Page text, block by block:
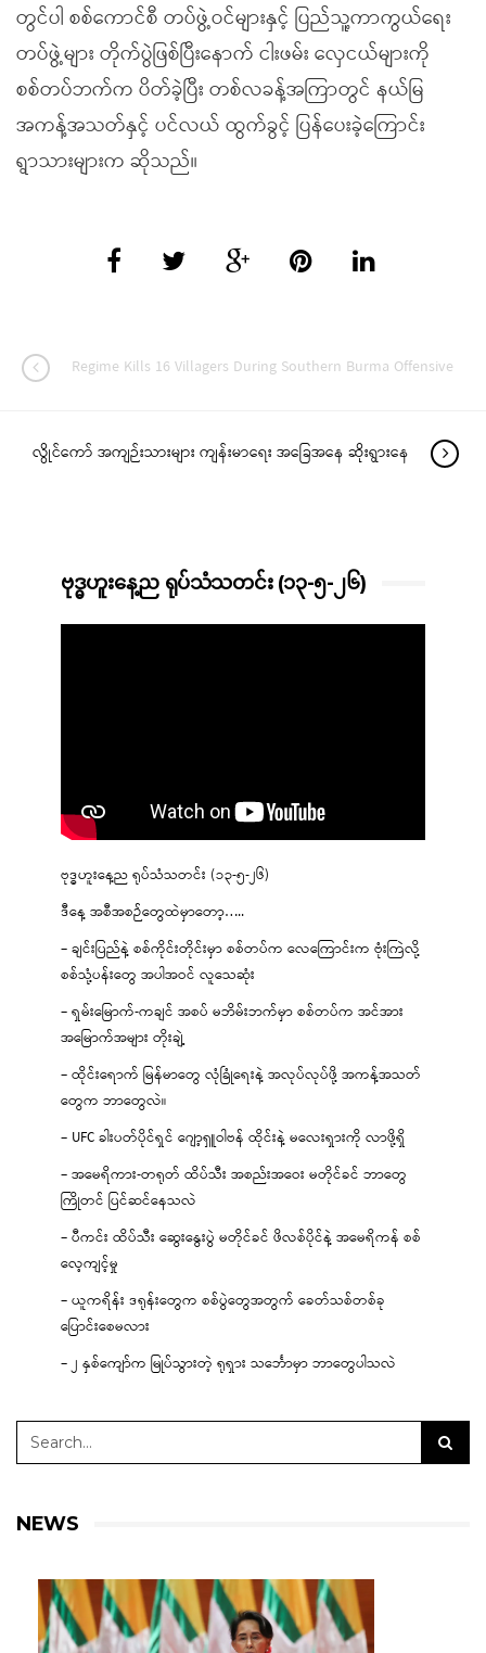
တွင်ပါ စစ်ကောင်စီ တပ်ဖွဲ့ဝင်များနှင့် ပြည်သူ့ကာကွယ်ရေး
တပ်ဖွဲ့များ တိုက်ပွဲဖြစ်ပြီးနောက် ငါးဖမ်း လှေငယ်များကို
စစ်တပ်ဘက်က ပိတ်ခဲ့ပြီး တစ်လခန့်အကြာတွင် နယ်မြ
အကန့်အသတ်နှင့် ပင်လယ် ထွက်ခွင့် ပြန်ပေးခဲ့ကြောင်း
ရွာသားများက ဆိုသည်။
Regime Kills 16 Villagers During Southern Burma Offensive
လွိုင်ကော် အကျဉ်းသားများ ကျန်းမာရေး အခြေအနေ ဆိုးရွားနေ
ဗုဒ္ဓဟူးနေ့ည ရုပ်သံသတင်း (၁၃-၅-၂၆)
ဗုဒ္ဓဟူးနေ့ည ရုပ်သံသတင်း (၁၃-၅-၂၆)
ဒီနေ့ အစီအစဉ်တွေထဲမှာတော့…..
– ချင်းပြည်နဲ့ စစ်ကိုင်းတိုင်းမှာ စစ်တပ်က လေကြောင်းက ဗုံးကြဲလို့
စစ်သုံ့ပန်းတွေ အပါအဝင် လူသေဆုံး
– ရှမ်းမြောက်-ကချင် အစပ် မဘိမ်းဘက်မှာ စစ်တပ်က အင်အား
အမြောက်အများ တိုးချဲ့
– ထိုင်းရောက် မြန်မာတွေ လုံခြုံရေးနဲ့ အလုပ်လုပ်ဖို့ အကန့်အသတ်
တွေက ဘာတွေလဲ။
– UFC ခါးပတ်ပိုင်ရှင် ဂျော့ရှူဝါဗန် ထိုင်းနဲ့ မလေးရှားကို လာဖို့ရှိ
– အမေရိကား-တရုတ် ထိပ်သီး အစည်းအဝေး မတိုင်ခင် ဘာတွေ
ကြိုတင် ပြင်ဆင်နေသလဲ
– ပီကင်း ထိပ်သီး ဆွေးနွေးပွဲ မတိုင်ခင် ဖိလစ်ပိုင်နဲ့ အမေရိကန် စစ်
လေ့ကျင့်မှု
– ယူကရိန်း ဒရုန်းတွေက စစ်ပွဲတွေအတွက် ခေတ်သစ်တစ်ခု
ပြောင်းစေမလား
– ၂ နှစ်ကျော်က မြုပ်သွားတဲ့ ရုရှား သင်္ဘောမှာ ဘာတွေပါသလဲ
NEWS